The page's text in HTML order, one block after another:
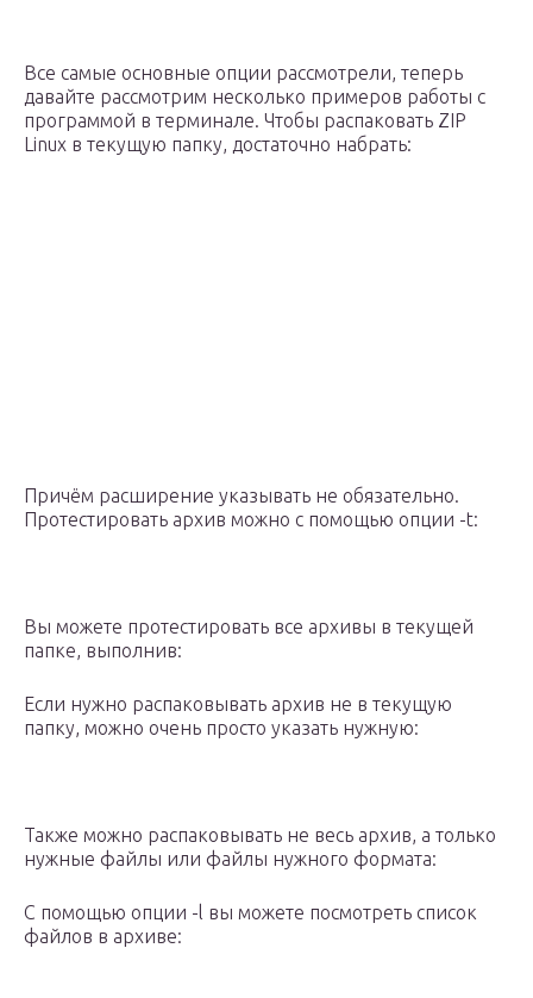
Все самые основные опции рассмотрели, теперь
давайте рассмотрим несколько примеров работы с
программой в терминале. Чтобы распаковать ZIP
Linux в текущую папку, достаточно набрать:
Причём расширение указывать не обязательно.
Протестировать архив можно с помощью опции -t:
Вы можете протестировать все архивы в текущей
папке, выполнив:
Если нужно распаковывать архив не в текущую
папку, можно очень просто указать нужную:
Также можно распаковывать не весь архив, а только
нужные файлы или файлы нужного формата:
С помощью опции -l вы можете посмотреть список
файлов в архиве: